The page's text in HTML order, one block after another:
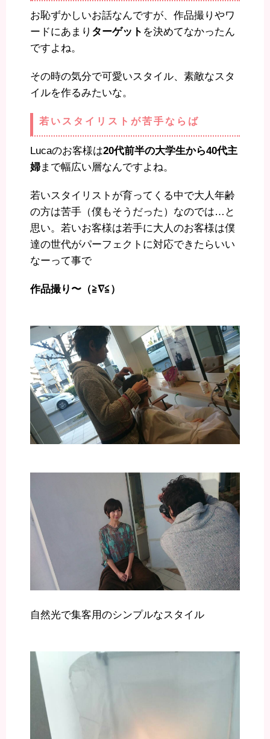
お恥ずかしいお話なんですが、作品撮りやワ
ードにあまり ターゲット を決めてなかったん
ですよね。
その時の気分で可愛いスタイル、素敵なスタ
イルを作るみたいな。
若いスタイリストが苦手ならば
Lucaのお客様は20代前半の大学生から40代主
婦まで幅広い層なんですよね。
若いスタイリストが育ってくる中で大人年齢
の方は苦手（僕もそうだった）なのでは…と
思い。若いお客様は若手に大人のお客様は僕
達の世代がパーフェクトに対応できたらいい
なーって事で
作品撮り〜（≧∇≦）
自然光で集客用のシンプルなスタイル